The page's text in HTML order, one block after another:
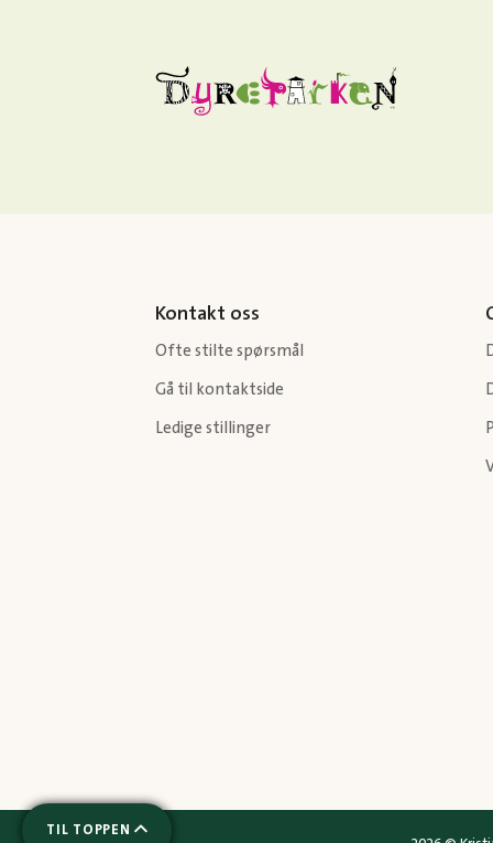
TIL TOPPEN
Kontakt oss
Ofte stilte spørsmål
Gå til kontaktside
Ledige stillinger